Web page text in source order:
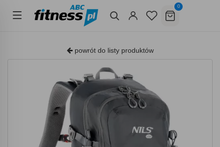
0
powrót do listy produktów